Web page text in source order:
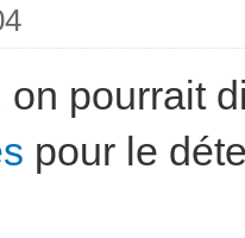
pourrait
pour le